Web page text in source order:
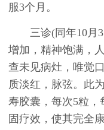
服3个月。
三诊(同年10月3
增加，精神饱满，
查未见病灶，唯觉
质淡红，脉弦。此
寿胶囊，每次5粒
固疗效，使其完全康